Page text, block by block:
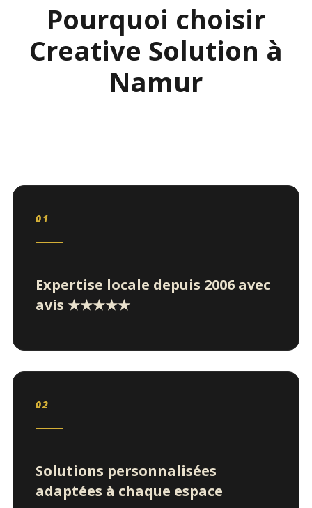
Pourquoi choisir
Creative Solution à
Namur
01
Expertise locale depuis 2006 avec
avis ★★★★★
02
Solutions personnalisées
adaptées à chaque espace